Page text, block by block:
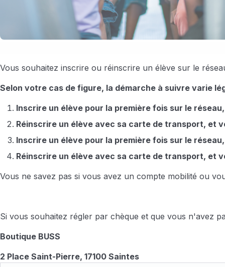
Vous souhaitez inscrire ou réinscrire un élève sur le
Selon votre cas de figure, la démarche à suivre varie
Inscrire un élève pour la première fois sur le
Réinscrire un élève avec sa carte de transport, et
Inscrire un élève pour la première fois sur le
Réinscrire un élève avec sa carte de transport, et
Vous ne savez pas si vous avez un compte mobilité ou
Si vous souhaitez régler par chèque et que vous n'avez
Boutique BUSS
2 Place Saint-Pierre, 17100 Saintes